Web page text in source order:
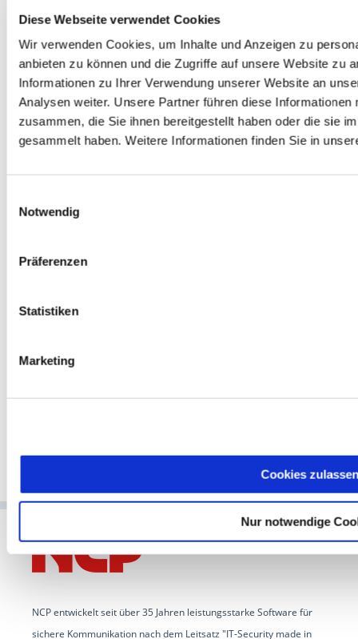
Diese Webseite verwendet Cookies
Wir verwenden Cookies, um Inhalte und Anzeigen zu
anbieten zu können und die Zugriffe auf unsere Website zu
Informationen zu Ihrer Verwendung unserer Website an
Analysen weiter. Unsere Partner führen diese
zusammen, die Sie ihnen bereitgestellt haben oder die sie
gesammelt haben. Weitere Informationen finden Sie in
Notwendig
Präferenzen
Statistiken
Marketing
Cookies zulassen
Nur notwendige
23.07.2026
Cloud IT Security VPN
Autor: VPN Haus
Digitale Souveränität: Europa holt sich
die Datenkontrolle zurück
über ihre Daten. DSGVO, Cloud Act, Datenlokalisierung und VPN
ZUM ARTIKEL
NCP entwickelt seit über 35 Jahren leistungsstarke Software für
sichere Kommunikation nach dem Leitsatz "IT-Security made in